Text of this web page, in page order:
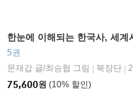
한눈에 이해되는 한국사, 세계
5권
문재갑 글/최승협 그림
북장단
75,600원 (10% 할인)